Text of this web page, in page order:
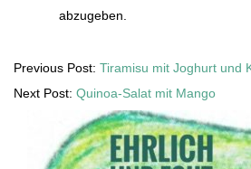
abzugeben.
Previous Post: Tiramisu mit Joghurt und
Next Post: Quinoa-Salat mit Mango
Secondary
Sidebar